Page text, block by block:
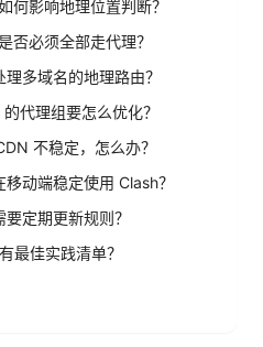
何影响地理位置判断？
否必须全部走代理？
多域名的地理路由？
代理组要怎么优化？
不稳定，怎么办？
动端稳定使用 Clash？
定期更新规则？
最佳实践清单？